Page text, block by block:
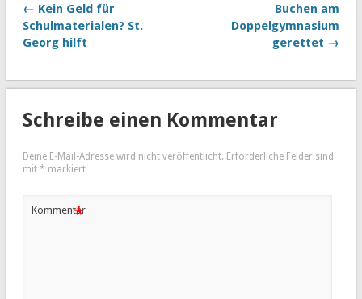
← Kein Geld für
Schulmaterialen? St.
Georg hilft
Buchen am
Doppelgymnasium
gerettet →
Schreibe einen Kommentar
Deine E-Mail-Adresse wird nicht veröffentlicht. Erforderliche Felder sind
mit * markiert
Kommentar
*